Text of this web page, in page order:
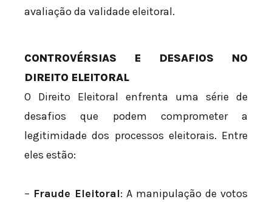
avaliação da validade eleitoral.
CONTROVÉRSIAS E DESAFIOS NO
DIREITO ELEITORAL
O Direito Eleitoral enfrenta uma série de
desafios que podem comprometer a
legitimidade dos processos eleitorais. Entre
eles estão:
– Fraude Eleitoral: A manipulação de votos